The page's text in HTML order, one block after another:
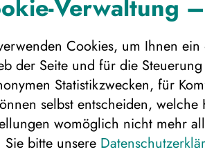
Verwaltung
Cookies, um Ihnen
der Seite und für die
Statistikzwecken, für
selbst entscheiden,
womöglich nicht mehr
Sie bitte unsere